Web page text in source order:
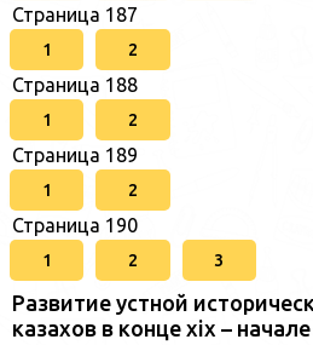
Страница 187
1 2
Страница 188
1 2
Страница 189
1 2
Страница 190
1 2 3
Развитие устной
казахов в конце xіх –